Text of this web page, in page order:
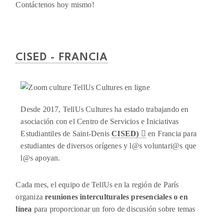
Contáctenos hoy mismo!
CISED - FRANCIA
Desde 2017, TellUs Cultures ha estado trabajando en
asociación con el Centro de Servicios e Iniciativas
Estudiantiles de Saint-DenisCISED)
en Francia para
estudiantes de diversos orígenes y l@s voluntari@s que
l@s apoyan.
Cada mes, el equipo de TellUs en la región de París
organizareuniones interculturales presenciales o en
línea para proporcionar un foro de discusión sobre temas